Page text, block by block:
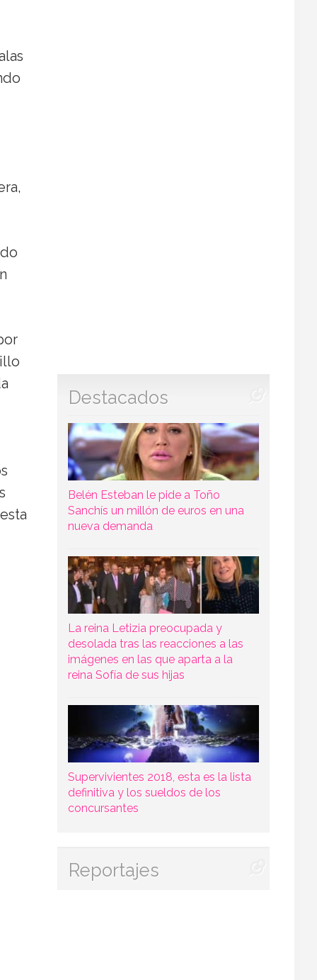
Destacados
Belén Esteban le pide a Toño
Sanchís un millón de euros en una
nueva demanda
La reina Letizia preocupada y
desolada tras las reacciones a las
imágenes en las que aparta a la
reina Sofía de sus hijas
Supervivientes 2018, esta es la lista
definitiva y los sueldos de los
concursantes
Reportajes